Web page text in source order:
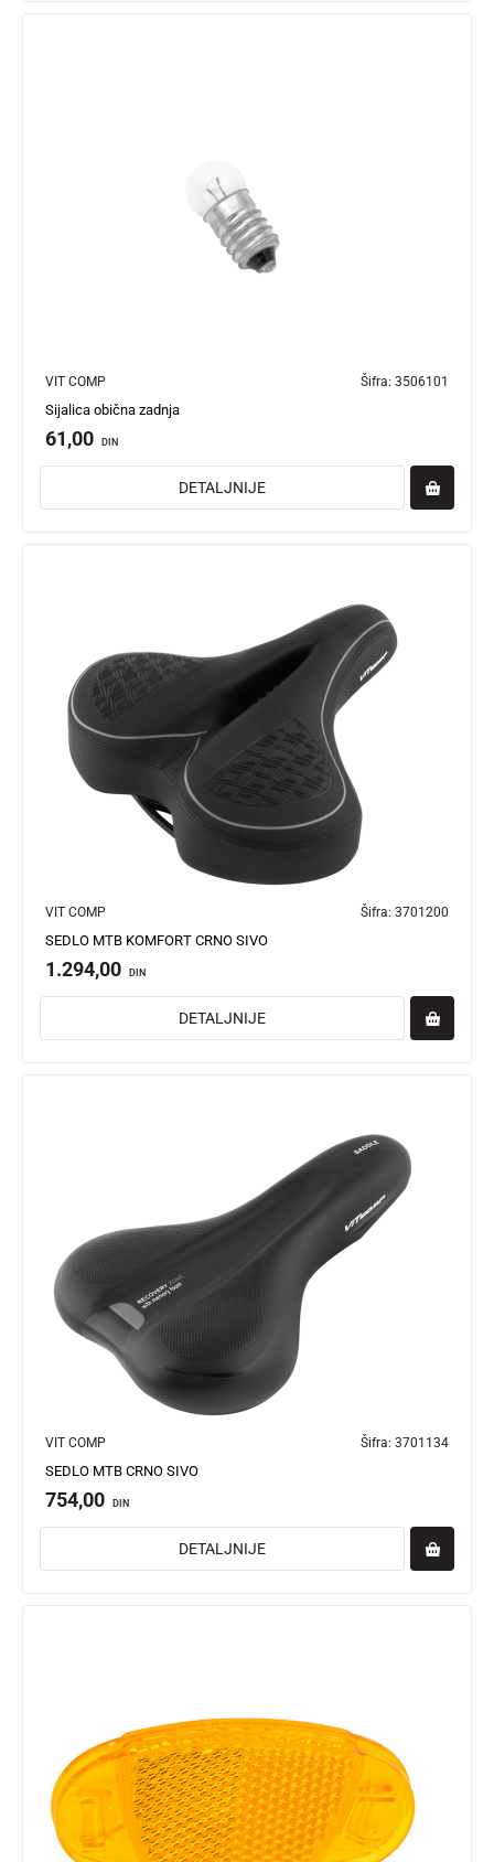
VIT COMP Šifra: 3506101
Sijalica obična zadnja
61,00 DIN
DETALJNIJE
VIT COMP Šifra: 3701200
SEDLO MTB KOMFORT CRNO SIVO
1.294,00 DIN
DETALJNIJE
VIT COMP Šifra: 3701134
SEDLO MTB CRNO SIVO
754,00 DIN
DETALJNIJE